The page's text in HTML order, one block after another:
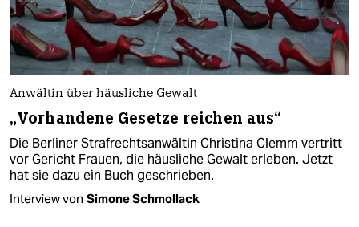
Anwältin über häusliche Gewalt
„Vorhandene Gesetze reichen aus“
Die Berliner Strafrechtsanwältin Christina Clemm vertritt
vor Gericht Frauen, die häusliche Gewalt erleben. Jetzt
hat sie dazu ein Buch geschrieben.
Interview von Simone Schmollack